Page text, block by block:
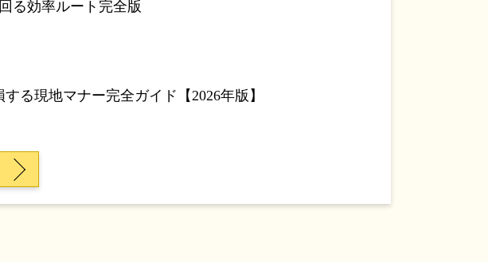
る効率ルート完全版
る現地マナー完全ガイド【2026年版】